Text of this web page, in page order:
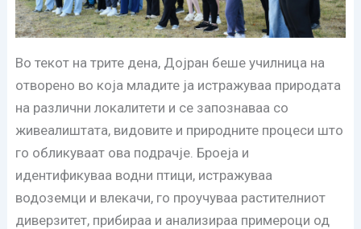
Во текот на трите дена, Дојран беше училница на
отворено во која младите ја истражуваа природата
на различни локалитети и се запознаваа со
живеалиштата, видовите и природните процеси што
го обликуваат ова подрачје. Броеја и
идентификуваа водни птици, истражуваа
водоземци и влекачи, го проучуваа растителниот
диверзитет, прибираа и анализираа примероци од